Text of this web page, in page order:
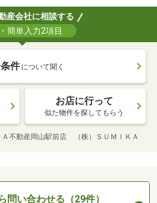
産会社に相談する
簡単入力2項目
件 について聞く
お店に行って
似た物件を探してもらう
Ａ不動産岡山駅前店 （株）ＳＵＭＩＫＡ
問い合わせる（29件）